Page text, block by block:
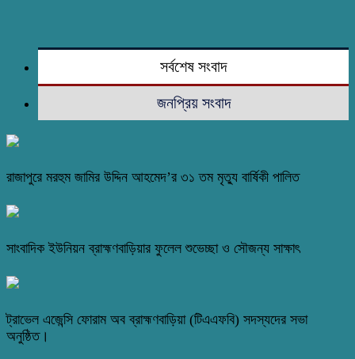
সর্বশেষ সংবাদ
জনপ্রিয় সংবাদ
রাজাপুরে মরহুম জামির উদ্দিন আহমেদ’র ৩১ তম মৃত্যু বার্ষিকী পালিত
সাংবাদিক ইউনিয়ন ব্রাহ্মণবাড়িয়ার ফুলেল শুভেচ্ছা ও সৌজন্য সাক্ষাৎ
ট্রাভেল এজেন্সি ফোরাম অব ব্রাহ্মণবাড়িয়া (টিএএফবি) সদস্যদের সভা
অনুষ্ঠিত।